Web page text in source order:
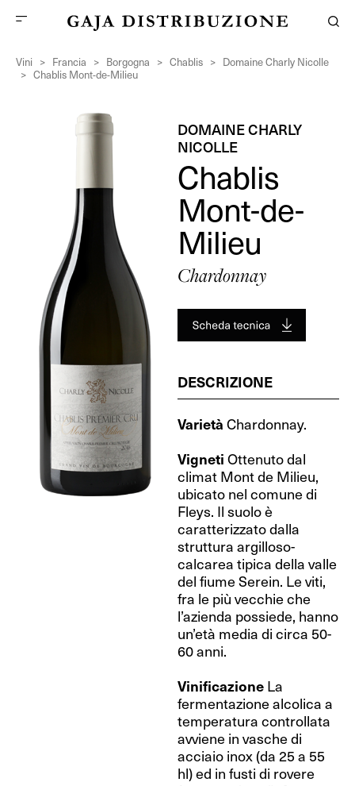
Vini > Francia > Borgogna > Chablis > Domaine Charly Nicolle
> Chablis Mont-de-Milieu
DOMAINE CHARLY
NICOLLE
Chablis
Mont-de-
Milieu
Chardonnay
DESCRIZIONE
Varietà Chardonnay.
Vigneti Ottenuto dal
climat Mont de Milieu,
ubicato nel comune di
Fleys. Il suolo è
caratterizzato dalla
struttura argilloso-
calcarea tipica della valle
del fiume Serein. Le viti,
fra le più vecchie che
l’azienda possiede, hanno
un’età media di circa 50-
60 anni.
Vinificazione La
fermentazione alcolica a
temperatura controllata
avviene in vasche di
acciaio inox (da 25 a 55
hl) ed in fusti di rovere